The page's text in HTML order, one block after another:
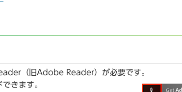
（旧Adobe Reader）が必要です。
きます。